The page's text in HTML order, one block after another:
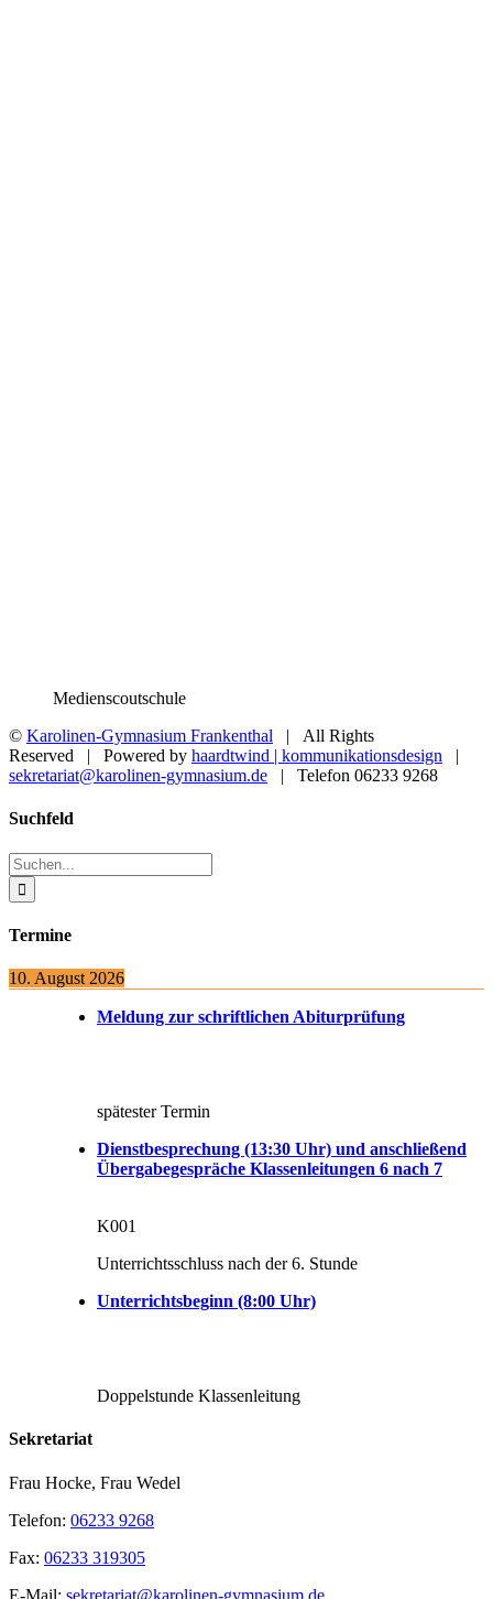
Medienscoutschule
© Karolinen-Gymnasium Frankenthal | All Rights
Reserved | Powered by haardtwind | kommunikationsdesign |
sekretariat@karolinen-gymnasium.de | Telefon 06233 9268
Toggle
Bar
Area
Suchfeld
Suche
nach:
Termine
10. August 2026
Meldung zur schriftlichen Abiturprüfung
spätester Termin
Dienstbesprechung (13:30 Uhr) und anschließend
Übergabegespräche Klassenleitungen 6 nach 7
K001
Unterrichtsschluss nach der 6. Stunde
Unterrichtsbeginn (8:00 Uhr)
Doppelstunde Klassenleitung
Sekretariat
Frau Hocke, Frau Wedel
Telefon: 06233 9268
Fax: 06233 319305
E-Mail: sekretariat@karolinen-gymnasium.de